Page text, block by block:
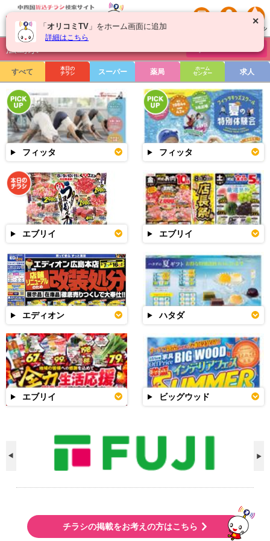
広島県
すべて
本日の
チラシ
スーパー 薬局
ホーム
センター
求人
フィッタ フィッタ
エブリイ エブリイ
エディオン ハタダ
エブリイ ビッグウッド
チラシの掲載をお考えの方はこちら
✕
「 オリコミTV 」をホーム画面に追加
詳細はこちら